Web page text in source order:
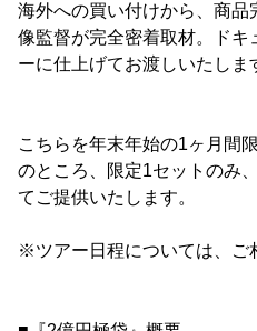
海外への買い付けから、商
像監督が完全密着取材。ド
ーに仕上げてお渡しいたしま
こちらを年末年始の1ヶ月間
のところ、限定1セットのみ
てご提供いたします。
※ツアー日程については、ご